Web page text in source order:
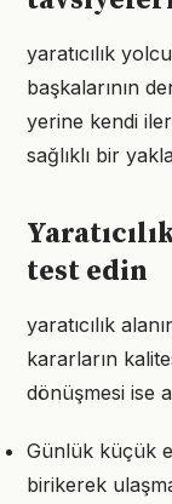
yaratıcılık
başkalarının
yerine kendi
sağlıklı bir
test edin
yaratıcılık
kararların
dönüşmesi ise
Günlük küçük
birikerek